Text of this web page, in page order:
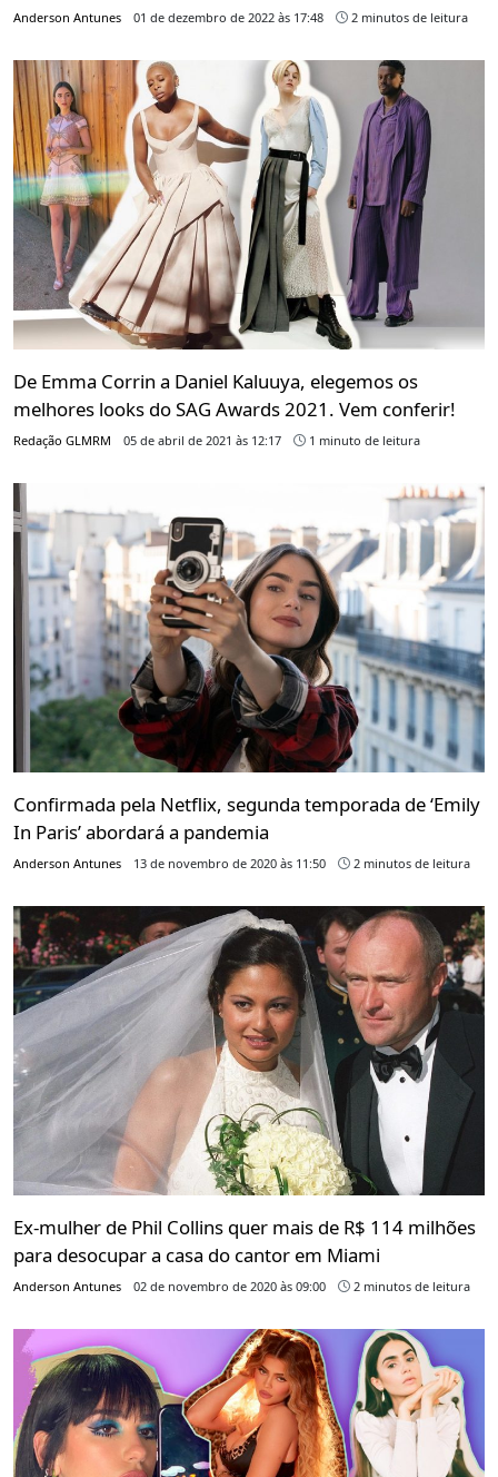
Anderson Antunes 01 de dezembro de 2022 às 17:48 2 minutos de leitura
De Emma Corrin a Daniel Kaluuya, elegemos os
melhores looks do SAG Awards 2021. Vem conferir!
Redação GLMRM 05 de abril de 2021 às 12:17 1 minuto de leitura
Confirmada pela Netflix, segunda temporada de ‘Emily
In Paris’ abordará a pandemia
Anderson Antunes 13 de novembro de 2020 às 11:50 2 minutos de leitura
Ex-mulher de Phil Collins quer mais de R$ 114 milhões
para desocupar a casa do cantor em Miami
Anderson Antunes 02 de novembro de 2020 às 09:00 2 minutos de leitura